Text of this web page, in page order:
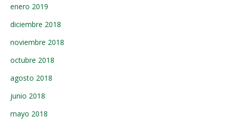
enero 2019
diciembre 2018
noviembre 2018
octubre 2018
agosto 2018
junio 2018
mayo 2018